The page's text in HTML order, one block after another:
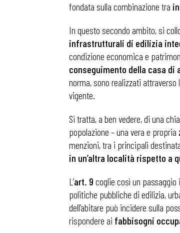
fondata sulla combinazione tra
In questo secondo ambito, si
infrastrutturali di edilizia
condizione economica e
conseguimento della casa di
norma, sono realizzati attraverso
vigente.
Si tratta, a ben vedere, di una
popolazione – una vera e propria
menzioni, tra i principali
in un’altra località rispetto a
L’art. 9 coglie così un
politiche pubbliche di edilizia,
dell’abitare può incidere sulla
rispondere ai fabbisogni